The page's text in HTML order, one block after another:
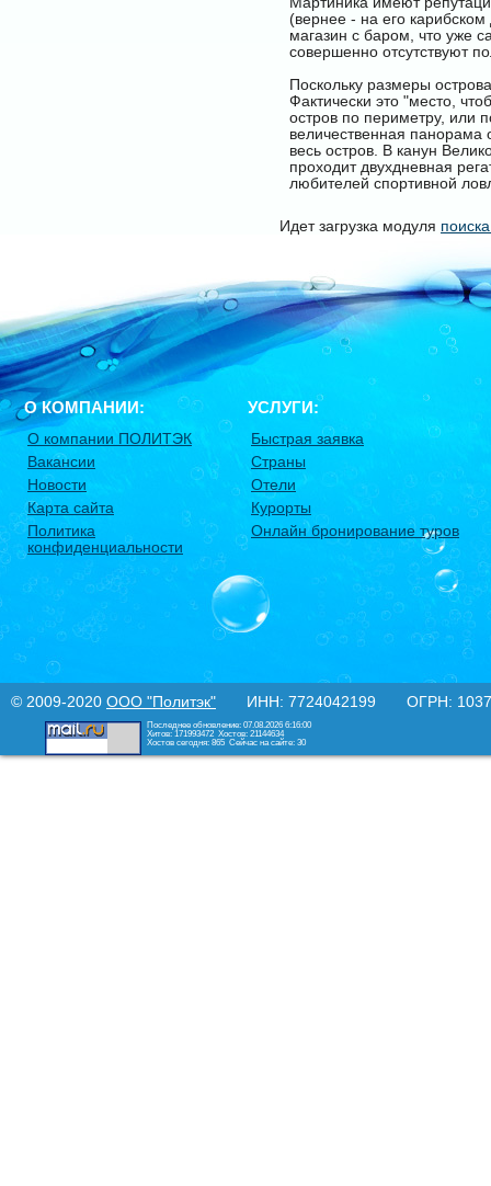
(вернее - на его
магазин с баром, что уже
совершенно отсутствуют
Поскольку размеры
Фактически это "место,
остров по периметру, или
величественная
весь остров. В канун
проходит двухдневная
любителей спортивной
Идет загрузка модуля
О КОМПАНИИ:
О компании ПОЛИТЭК
Вакансии
Новости
Карта сайта
Политика
конфиденциальности
УСЛУГИ:
Быстрая заявка
Страны
Отели
Курорты
Онлайн бронирование туров
© 2009-2020 ООО "Политэк" ИНН: 7724042199 ОГРН:
Последнее обновление: 07.08.2026 6:16:00
Хитов: 171993472 Хостов: 21144634
Хостов сегодня: 865 Сейчас на сайте: 30